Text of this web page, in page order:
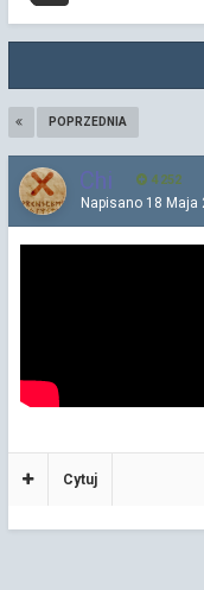
POPRZEDNIA
Chi 4 252
Napisano 18 Maja
Cytuj